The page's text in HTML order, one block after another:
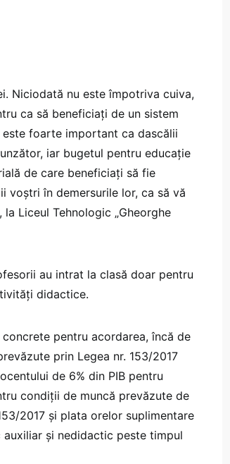
Niciodată nu este împotriva cuiva,
ca să beneficiaţi de un sistem
foarte important ca dascălii
iar bugetul pentru educaţie
de care beneficiaţi să fie
voştri în demersurile lor, ca să vă
Liceul Tehnologic „Gheorghe
au intrat la clasă doar pentru
didactice.
pentru acordarea, încă de
prin Legea nr. 153/2017
de 6% din PIB pentru
condiţii de muncă prevăzute de
2017 şi plata orelor suplimentare
şi nedidactic peste timpul